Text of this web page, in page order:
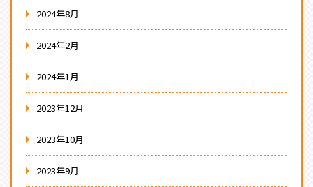
2024年8月
2024年2月
2024年1月
2023年12月
2023年10月
2023年9月